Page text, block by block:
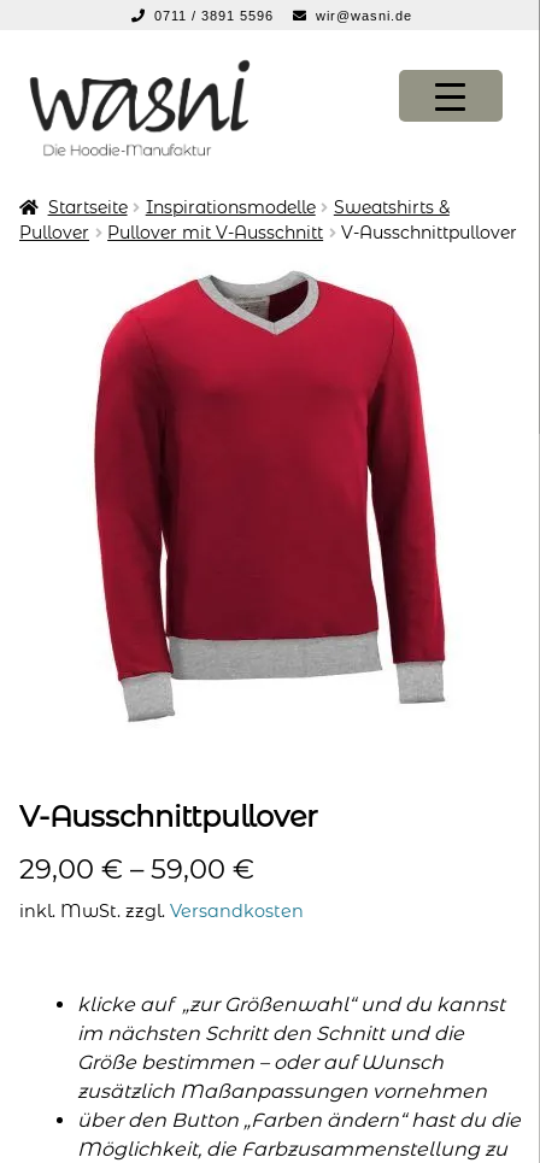
0711 / 3891 5596 wir@wasni.de
Navigation
springen
Inhalt
springen
KONFIGURATOR
KONFIGURATOR
über uns
Startseite Inspirationsmodelle
Sweatshirts &
Pullover
Pullover mit V-Ausschnitt V-Ausschnittpullover
V-Ausschnittpullover
29,00 € –59,00 €
inkl. MwSt. zzgl. Versandkosten
klicke auf „zur Größenwahl“ und du kannst
im nächsten Schritt den Schnitt und die
Größe bestimmen – oder auf Wunsch
zusätzlich Maßanpassungen vornehmen
über den Button „Farben ändern“ hast du die
Möglichkeit, die Farbzusammenstellung zu